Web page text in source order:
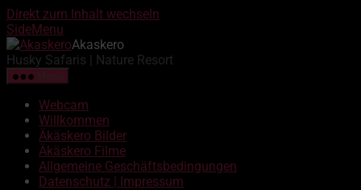
Direkt zum Inhalt wechseln
SideMenu
Akaskero
Husky Safaris | Nature Resort
Webcam
Willkommen
Äkäskero Bilder
Äkäskero Filme
Allgemeine Geschäftsbedingungen
Datenschutz | Impressum